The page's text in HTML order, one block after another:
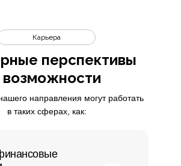
перспективы
возможности
Карьера
направления могут работать
в таких сферах, как: